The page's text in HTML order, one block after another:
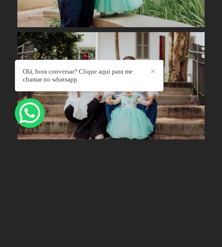
✕
Olá, bora conversar? Clique aqui para me
chamar no whatsapp.